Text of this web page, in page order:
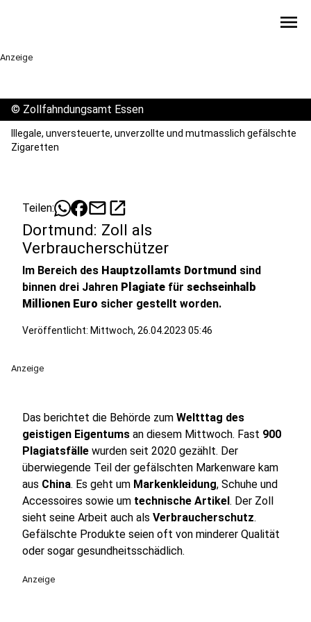
menu
Anzeige
© Zollfahndungsamt Essen
Illegale, unversteuerte, unverzollte und mutmasslich gefälschte
Zigaretten
Teilen: mailopen_in_new
Dortmund: Zoll als
Verbraucherschützer
Im Bereich des Hauptzollamts Dortmund sind
binnen drei Jahren Plagiate für sechseinhalb
Millionen Euro sicher gestellt worden.
Veröffentlicht: Mittwoch, 26.04.2023 05:46
Anzeige
Das berichtet die Behörde zum Weltttag des
geistigen Eigentums an diesem Mittwoch. Fast 900
Plagiatsfälle wurden seit 2020 gezählt. Der
überwiegende Teil der gefälschten Markenware kam
aus China. Es geht um Markenkleidung, Schuhe und
Accessoires sowie um technische Artikel. Der Zoll
sieht seine Arbeit auch als Verbraucherschutz.
Gefälschte Produkte seien oft von minderer Qualität
oder sogar gesundheitsschädlich.
Anzeige